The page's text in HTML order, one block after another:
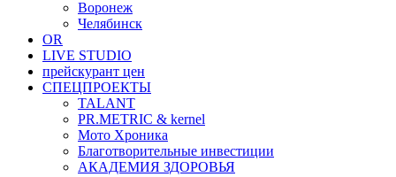
Воронеж
Челябинск
OR
LIVE STUDIO
прейскурант цен
СПЕЦПРОЕКТЫ
TALANT
PR.METRIC & kernel
Мото Хроника
Благотворительные инвестиции
АКАДЕМИЯ ЗДОРОВЬЯ